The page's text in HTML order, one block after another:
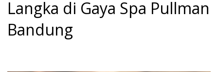
Langka di Gaya Spa Pullman
Bandung